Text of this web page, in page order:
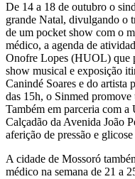
De 14 a 18 de outubro o
grande Natal, divulgando o
de um pocket show com o
médico, a agenda de
Onofre Lopes (HUOL) que
show musical e exposição
Canindé Soares e do artista
das 15h, o Sinmed promove
Também em parceria com a
Calçadão da Avenida João
aferição de pressão e
A cidade de Mossoró
médico na semana de 21 a